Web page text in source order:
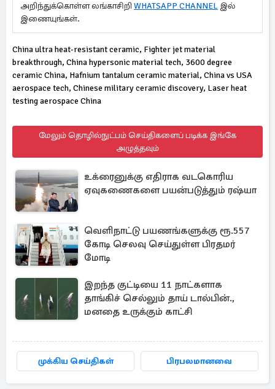
அறிந்துக்கொள்ள லங்காசிறி WHATSAPP CHANNEL இல்
இணையுங்கள்.
China ultra heat-resistant ceramic, Fighter jet material
breakthrough, China hypersonic material tech, 3600 degree
ceramic China, Hafnium tantalum ceramic material, China vs USA
aerospace tech, Chinese military ceramic discovery, Laser heat
testing aerospace China
மேலும் தொழில்நுட்பம் செய்திகளைப் படிக்க இங்கே
அழுத்தவும்
உக்ரைனுக்கு எதிராக வடகொரிய
ஏவுகணைகளை பயன்படுத்தும் ரஷ்யா
வெளிநாட்டு பயணங்களுக்கு ரூ.557
கோடி செலவு செய்துள்ள பிரதமர்
மோடி
இறந்த குட்டியை 11 நாட்களாக
தாங்கிச் செல்லும் தாய் டால்பின்.,
மனதை உருக்கும் காட்சி
முக்கிய செய்திகள் பிரபலமானவை